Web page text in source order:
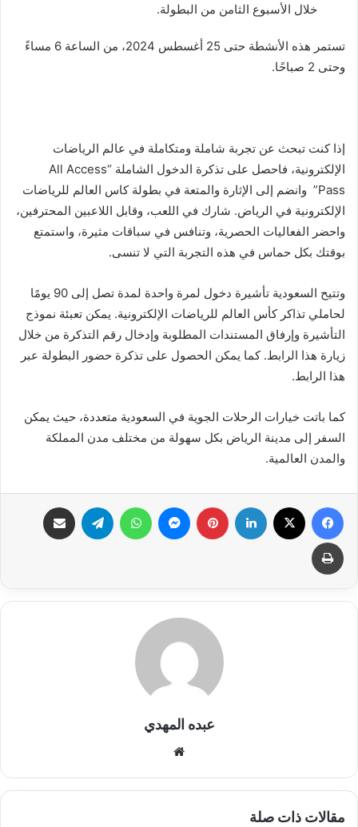
خلال الأسبوع الثامن من البطولة.
تستمر هذه الأنشطة حتى 25 أغسطس 2024، من الساعة 6 مساءً
وحتى 2 صباحًا.
إذا كنت تبحث عن تجربة شاملة ومتكاملة في عالم الرياضات
الإلكترونية، فاحصل على تذكرة الدخول الشاملة “All Access
Pass” وانضم إلى الإثارة والمتعة في بطولة كاس العالم للرياضات
الإلكترونية في الرياض. شارك في اللعب، وقابل اللاعبين المحترفين،
واحضر الفعاليات الحصرية، وتنافس في سباقات مثيرة، واستمتع
بوقتك بكل حماس في هذه التجربة التي لا تنسى.
وتتيح السعودية تأشيرة دخول لمرة واحدة لمدة تصل إلى 90 يومًا
لحاملي تذاكر كأس العالم للرياضات الإلكترونية. يمكن تعبئة نموذج
التأشيرة وإرفاق المستندات المطلوبة وإدخال رقم التذكرة من خلال
زيارة هذا الرابط. كما يمكن الحصول على تذكرة حضور البطولة عبر
هذا الرابط.
كما باتت خيارات الرحلات الجوية في السعودية متعددة، حيث يمكن
السفر إلى مدينة الرياض بكل سهولة من مختلف مدن المملكة
والمدن العالمية.
عبده المهدي
الوي
مقالات ذات صلة